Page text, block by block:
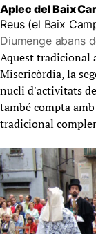
Aplec del Baix
Reus (el Baix
Diumenge abans
Aquest tradicional
Misericòrdia, la
nucli d'activitats
també compta
tradicional